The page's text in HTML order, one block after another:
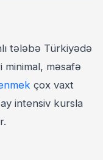
tələbə Türkiyədə
minimal, məsafə
çox vaxt
intensiv kursla